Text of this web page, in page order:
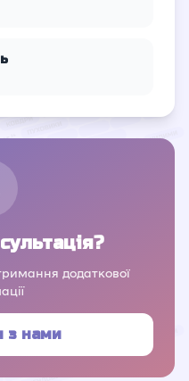
додаткової
з нами